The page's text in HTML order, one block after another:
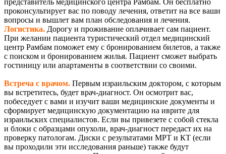
представитель медицинского центра Рамбам. Он бесплатно
проконсультирует вас по поводу лечения, ответит на все ваши
вопросы и вышлет вам план обследования и лечения.
Логистика. Дорогу и проживание оплачивает сам пациент.
При желании пациента туристический отдел медицинский
центр Рамбам поможет ему с бронированием билетов, а также
с поиском и бронированием жилья. Пациент сможет выбрать
гостиницу или апартаменты в соответствии со своими.
Встреча с врачом. Первым израильским доктором, с которым
вы встретитесь, будет врач-диагност. Он осмотрит вас,
побеседует с вами и изучит ваши медицинские документы и
сформирует медицинскую документацию на иврите для
израильских специалистов. Если вы привезете с собой стекла
и блоки с образцами опухоли, врач-диагност передаст их на
проверку патологам. Диски с результатами МРТ и КТ (если
вы проходили эти исследования раньше) также будут